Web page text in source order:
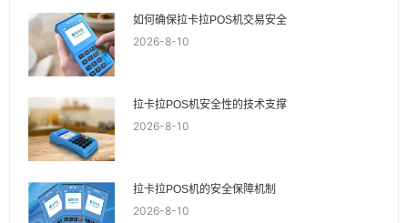
如何确保拉卡拉POS机交易安全
2026-8-10
拉卡拉POS机安全性的技术支撑
2026-8-10
拉卡拉POS机的安全保障机制
2026-8-10